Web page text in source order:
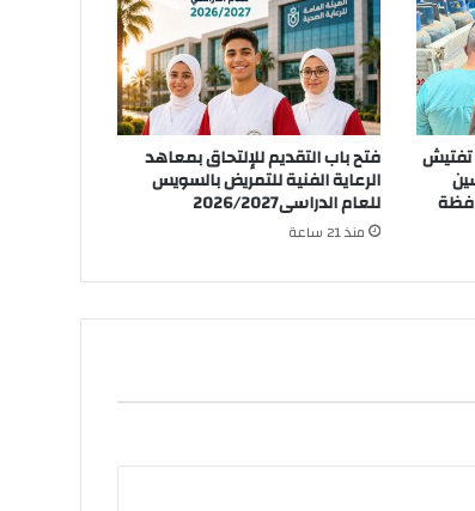
فتح باب التقديم للإلتحاق بمعاهد
الرعاية الفنية للتمريض بالسويس
للعام الدراسى2026/2027
منذ 21 ساعة